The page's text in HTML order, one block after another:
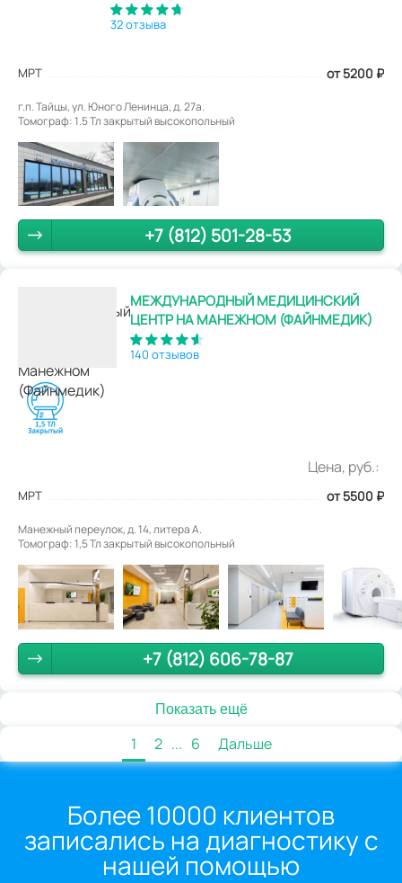
32 отзыва
МРТ от 5200 ₽
г.п. Тайцы, ул. Юного Ленинца, д. 27а.
Томограф: 1.5 Тл закрытый высокопольный
+7 (812) 501-28-53
МЕЖДУНАРОДНЫЙ МЕДИЦИНСКИЙ
ЦЕНТР НА МАНЕЖНОМ (ФАЙНМЕДИК)
140 отзывов
Цена, руб.:
МРТ от 5500 ₽
Манежный переулок, д. 14, литера А.
Томограф: 1,5 Тл закрытый высокопольный
+7 (812) 606-78-87
Показать ещё
1 2 ... 6 Дальше
Более 10000 клиентов
записались на диагностику с
нашей помощью